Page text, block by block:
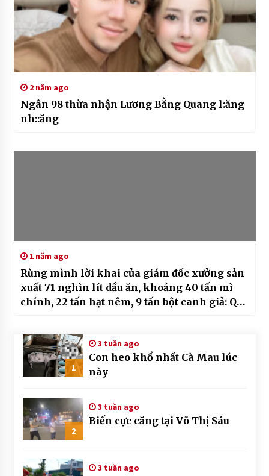
2 năm ago
Ngân 98 thừa nhận Lương Bằng Quang l:ăng
nh::ăng
1 năm ago
Rùng mình lời khai của giám đốc xưởng sản
xuất 71 nghìn lít dầu ăn, khoảng 40 tấn mì
chính, 22 tấn hạt nêm, 9 tấn bột canh giả: Quá
1
3 tuần ago
Con heo khổ nhất Cà Mau lúc
này
2
3 tuần ago
Biến cực căng tại Võ Thị Sáu
3 tuần ago